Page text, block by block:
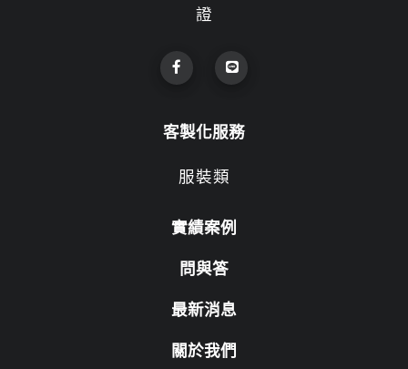
證
客製化服務
服裝類
實績案例
問與答
最新消息
關於我們